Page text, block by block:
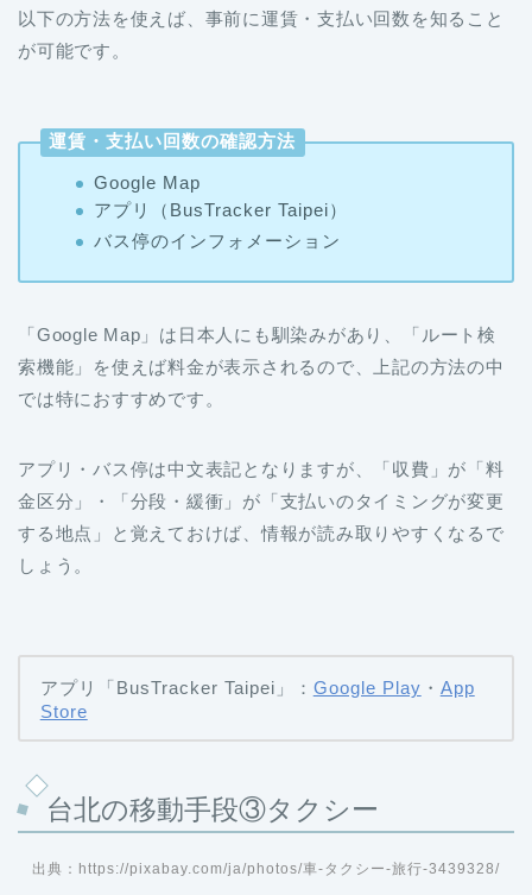
以下の方法を使えば、事前に運賃・支払い回数を知ること
が可能です。
運賃・支払い回数の確認方法
Google Map
アプリ（BusTracker Taipei）
バス停のインフォメーション
「Google Map」は日本人にも馴染みがあり、「ルート検
索機能」を使えば料金が表示されるので、上記の方法の中
では特におすすめです。
アプリ・バス停は中文表記となりますが、「収費」が「料
金区分」・「分段・緩衝」が「支払いのタイミングが変更
する地点」と覚えておけば、情報が読み取りやすくなるで
しょう。
アプリ「BusTracker Taipei」： Google Play ・ App
Store
台北の移動手段③タクシー
出典：https://pixabay.com/ja/photos/車-タクシー-旅行-3439328/